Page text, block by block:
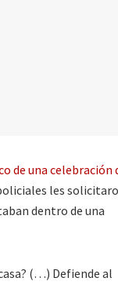
de una celebración
les
dentro de una
(…) Defiende al